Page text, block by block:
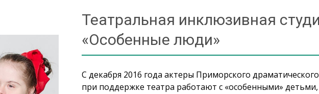
Театральная инклюзивная
«Особенные люди»
С декабря 2016 года актеры Приморского
при поддержке театра работают с «особенными»